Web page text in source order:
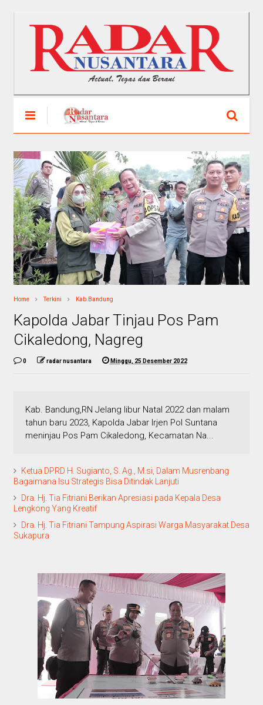
Home Terkini Kab.Bandung
Kapolda Jabar Tinjau Pos Pam
Cikaledong, Nagreg
0 radar nusantara Minggu, 25 Desember 2022
Kab. Bandung,RN Jelang libur Natal 2022 dan malam
tahun baru 2023, Kapolda Jabar Irjen Pol Suntana
meninjau Pos Pam Cikaledong, Kecamatan Na...
Ketua DPRD H. Sugianto, S. Ag., M.si, Dalam Musrenbang
Bagaimana Isu Strategis Bisa Ditindak Lanjuti
Dra. Hj. Tia Fitriani Berikan Apresiasi pada Kepala Desa
Lengkong Yang Kreatif
Dra. Hj. Tia Fitriani Tampung Aspirasi Warga Masyarakat Desa
Sukapura